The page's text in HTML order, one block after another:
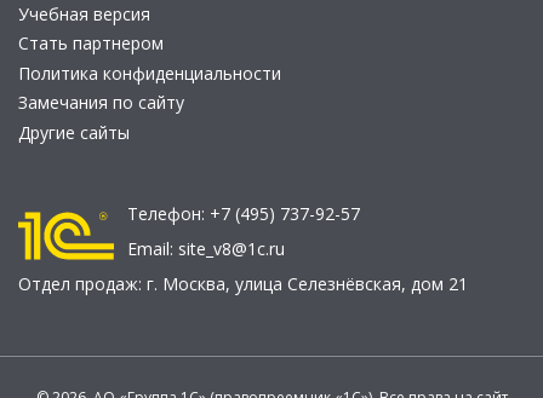
Учебная версия
Стать партнером
Политика конфиденциальности
Замечания по сайту
Другие сайты
Телефон: +7 (495) 737-92-57
Email: site_v8@1c.ru
Отдел продаж: г. Москва, улица Селезнёвская, дом 21